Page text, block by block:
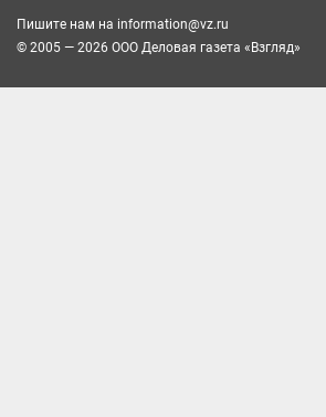
Пишите нам на information@vz.ru
© 2005 — 2026 ООО Деловая газета «Взгляд»